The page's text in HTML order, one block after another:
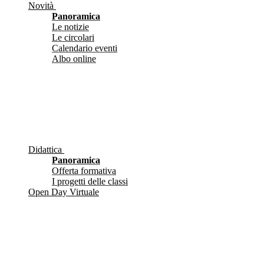
Novità
Panoramica
Le notizie
Le circolari
Calendario eventi
Albo online
Didattica
Panoramica
Offerta formativa
I progetti delle classi
Open Day Virtuale